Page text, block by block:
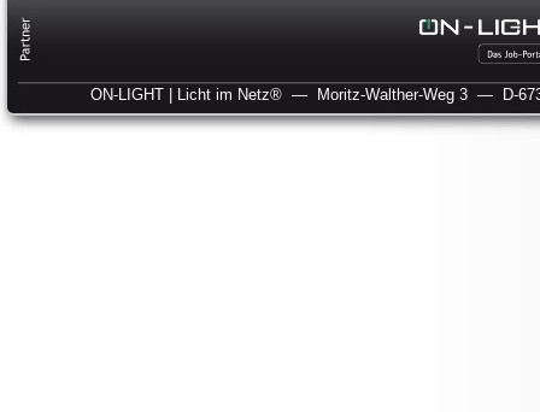
ON-LIGHT | Licht im Netz® — Moritz-Walther-Weg 3 — D-